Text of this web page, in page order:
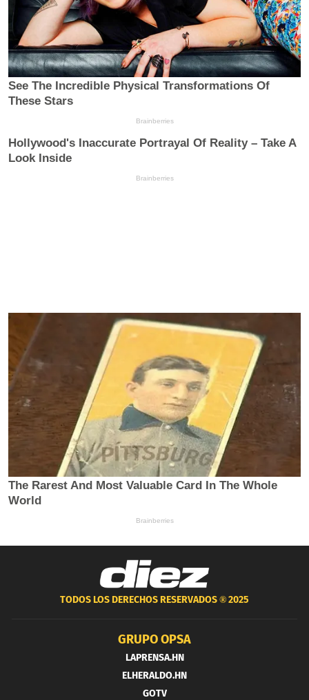
TODOS LOS DERECHOS RESERVADOS ®2025
GRUPO OPSA
LAPRENSA.HN
ELHERALDO.HN
GOTV